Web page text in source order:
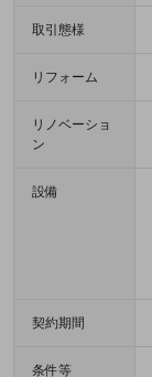
取引態様
リフォーム
リノベーショ
ン
設備
契約期間
条件等